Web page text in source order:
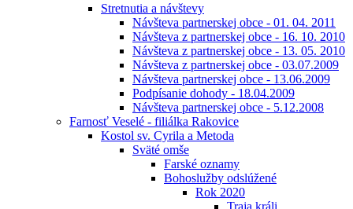
Stretnutia a návštevy
Návšteva partnerskej obce - 01. 04. 2011
Návšteva z partnerskej obce - 16. 10. 2010
Návšteva z partnerskej obce - 13. 05. 2010
Návšteva z partnerskej obce - 03.07.2009
Návšteva partnerskej obce - 13.06.2009
Podpísanie dohody - 18.04.2009
Návšteva partnerskej obce - 5.12.2008
Farnosť Veselé - filiálka Rakovice
Kostol sv. Cyrila a Metoda
Sväté omše
Farské oznamy
Bohoslužby odslúžené
Rok 2020
Traja králi